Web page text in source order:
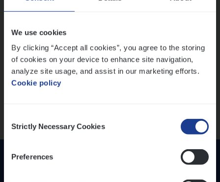
We use cookies
By clicking “Accept all cookies”, you agree to the storing
of cookies on your device to enhance site navigation,
analyze site usage, and assist in our marketing efforts.
Cookie policy
Selection
Strictly Necessary Cookies
Preferences
Sales Management
Loca­tie
Provincie Antwerpen
Lees onze verhalen
Meer dan collega’s: hoe Julie en Aurélie elkaar
versterken
Mathias houdt van diepgaande dossiers én droge
humor